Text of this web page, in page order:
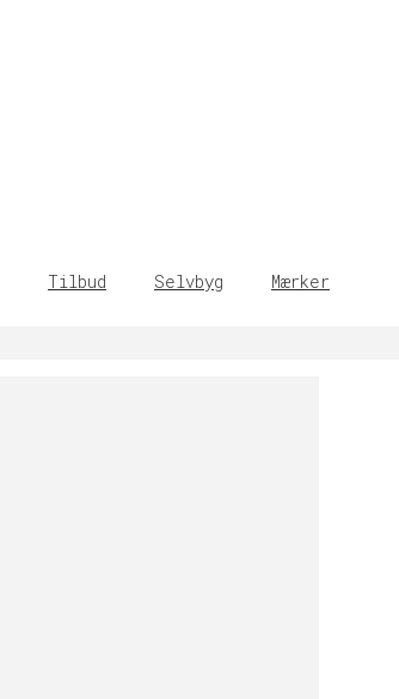
Tilbud Selvbyg Mærker